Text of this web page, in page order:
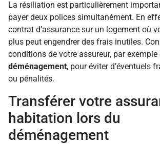
La résiliation est particulièrement
payer deux polices simultanément. En
contrat d’assurance sur un logement où
plus peut engendrer des frais inutiles.
conditions de votre assureur, par exemple
déménagement, pour éviter d’éventuels
ou pénalités.
Transférer votre
habitation lors du
déménagement